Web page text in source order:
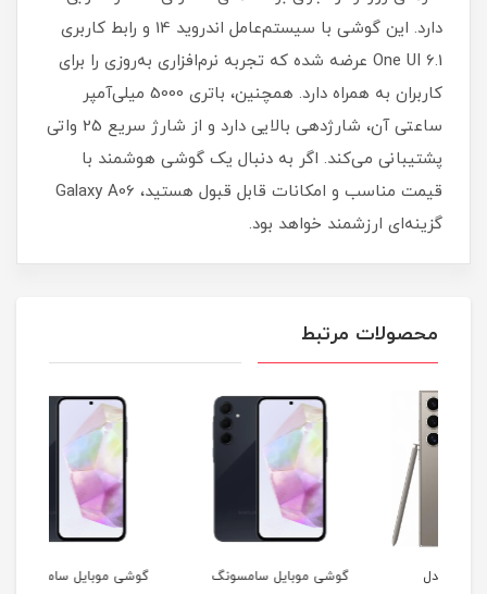
دارد. این گوشی با سیستم‌عامل اندروید 14 و رابط کاربری
One UI 6.1 عرضه شده که تجربه نرم‌افزاری به‌روزی را برای
کاربران به همراه دارد. همچنین، باتری 5000 میلی‌آمپر
ساعتی آن، شارژدهی بالایی دارد و از شارژ سریع 25 واتی
پشتیبانی می‌کند. اگر به دنبال یک گوشی هوشمند با
قیمت مناسب و امکانات قابل قبول هستید، Galaxy A06
گزینه‌ای ارزشمند خواهد بود.
محصولات مرتبط
گوشی موبایل سامسونگ
گوشی موبایل سامسونگ